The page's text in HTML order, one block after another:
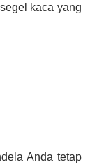
kaca yang
Anda tetap